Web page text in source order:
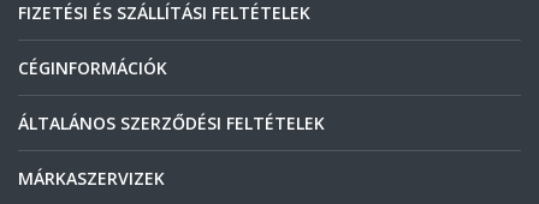
FIZETÉSI ÉS SZÁLLÍTÁSI FELTÉTELEK
CÉGINFORMÁCIÓK
ÁLTALÁNOS SZERZŐDÉSI FELTÉTELEK
MÁRKASZERVIZEK